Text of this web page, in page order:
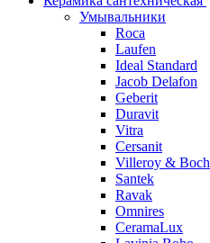
Умывальники
Roca
Laufen
Ideal Standard
Jacob Delafon
Geberit
Duravit
Vitra
Cersanit
Villeroy & Boch
Santek
Ravak
Omnires
CeramaLux